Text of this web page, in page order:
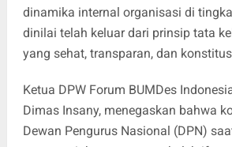
dinamika internal organisasi di
dinilai telah keluar dari prinsip tata
yang sehat, transparan, dan
Ketua DPW Forum BUMDes
Dimas Insany, menegaskan bahwa
Dewan Pengurus Nasional (DPN)